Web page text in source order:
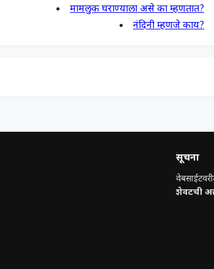
मामलुक घराण्याला असे का म्हणतात?
नंदिनी म्हणजे काय?
सूचना
शेवटची